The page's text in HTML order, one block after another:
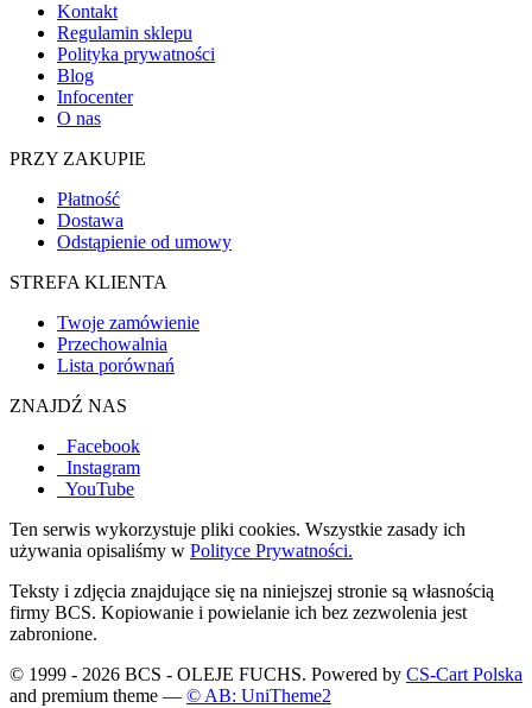
Kontakt
Regulamin sklepu
Polityka prywatności
Blog
Infocenter
O nas
PRZY ZAKUPIE
Płatność
Dostawa
Odstąpienie od umowy
STREFA KLIENTA
Twoje zamówienie
Przechowalnia
Lista porównań
ZNAJDŹ NAS
Facebook
Instagram
YouTube
Ten serwis wykorzystuje pliki cookies. Wszystkie zasady ich
używania opisaliśmy w Polityce Prywatności.
Teksty i zdjęcia znajdujące się na niniejszej stronie są własnością
firmy BCS. Kopiowanie i powielanie ich bez zezwolenia jest
zabronione.
© 1999 - 2026 BCS - OLEJE FUCHS. Powered by CS-Cart Polska
and premium theme — © AB: UniTheme2